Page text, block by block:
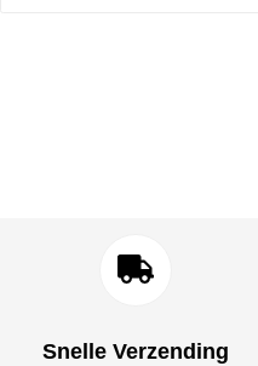
Snelle Verzending